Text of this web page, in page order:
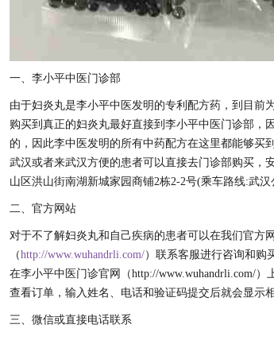
一、李小平中医门诊部
由于妇炎丸是李小平中医发明的专利配方药，到目前
购买到真正的妇炎丸最好直接到李小平中医门诊部，
的，因此李中医发明的所有中药配方在这里都能够买
武汉或者来武汉方便的患者可以直接去门诊部购买，
山区洪山街南湖新城家园商铺2栋2-2号(乘车路线:武汉
二、官方网站
对于不了解妇炎丸和自己疾病的患者可以在我们官方
（http://www.wuhandrli.com/）联系客服进行咨询和购
在李小平中医门诊官网（http://www.wuhandrli.com/
查看订单，输入姓名、电话和验证码提交后就会显示
三、微信或直接电话联系